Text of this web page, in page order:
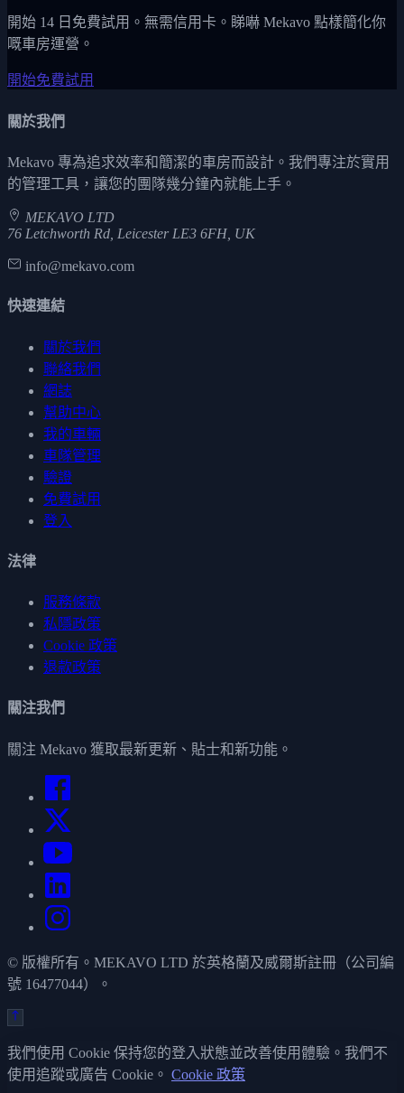
開始 14 日免費試用。無需信用卡。睇嚇 Mekavo 點樣簡化你
嘅車房運營。
開始免費試用
關於我們
Mekavo 專為追求效率和簡潔的車房而設計。我們專注於實用
的管理工具，讓您的團隊幾分鐘內就能上手。
MEKAVO LTD
76 Letchworth Rd, Leicester LE3 6FH, UK
info@mekavo.com
快速連結
關於我們
聯絡我們
網誌
幫助中心
我的車輛
車隊管理
驗證
免費試用
登入
法律
服務條款
私隱政策
Cookie 政策
退款政策
關注我們
關注 Mekavo 獲取最新更新、貼士和新功能。
© 版權所有。MEKAVO LTD 於英格蘭及威爾斯註冊（公司編
號 16477044）。
我們使用 Cookie 保持您的登入狀態並改善使用體驗。我們不
使用追蹤或廣告 Cookie。 Cookie 政策